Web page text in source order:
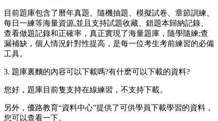
目前題庫包含了曆年真題、隨機抽題、模擬試卷、章節訓練、
每日一練等海量資源,並且支持試題收藏、錯題本歸納記錄、
查看做題記錄和正確率，真正實現了海量題庫，隨學隨練;查
漏補缺，個人情況針對性提高，是每一位考生考前練習的必備
工具。
3. 題庫裏麵的內容可以下載嗎?有什麽可以下載的資料?
您好，題庫目前隻支持在線練習，不支持下載。
另外，優路教育“資料中心”提供了可供學員下載學習的資料，
您可以查看一下。